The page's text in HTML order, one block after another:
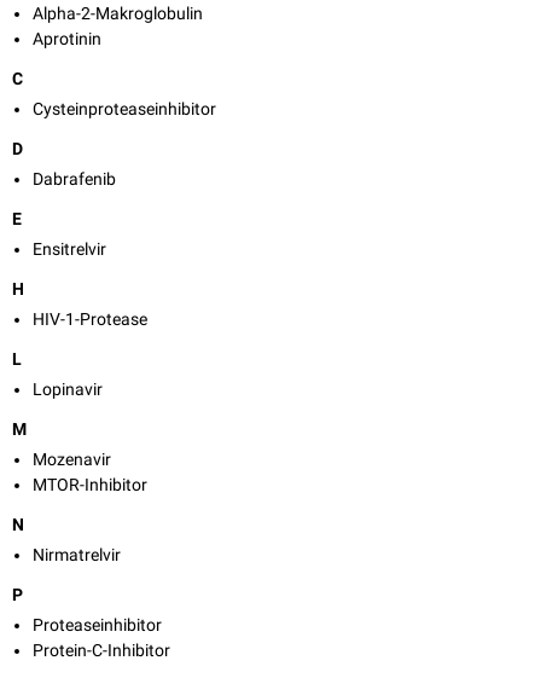
Alpha-2-Makroglobulin
Aprotinin
C
Cysteinproteaseinhibitor
D
Dabrafenib
E
Ensitrelvir
H
HIV-1-Protease
L
Lopinavir
M
Mozenavir
MTOR-Inhibitor
N
Nirmatrelvir
P
Proteaseinhibitor
Protein-C-Inhibitor